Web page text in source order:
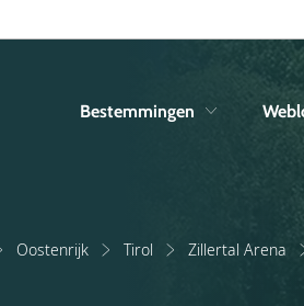
Bestemmingen
Oostenrijk Tirol Zillertal Arena